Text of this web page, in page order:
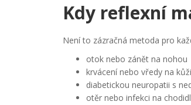
Kdy reflexní
Není to zázračná metoda pro
otok nebo zánět na nohou
krvácení nebo vředy na kůži
diabetickou neuropatii s
otěr nebo infekci na